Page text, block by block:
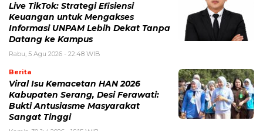
Live TikTok: Strategi Efisiensi
Keuangan untuk Mengakses
Informasi UNPAM Lebih Dekat Tanpa
Datang ke Kampus
Rabu, 5 Agu 2026 - 22:48 WIB
Berita
Viral Isu Kemacetan HAN 2026
Kabupaten Serang, Desi Ferawati:
Bukti Antusiasme Masyarakat
Sangat Tinggi